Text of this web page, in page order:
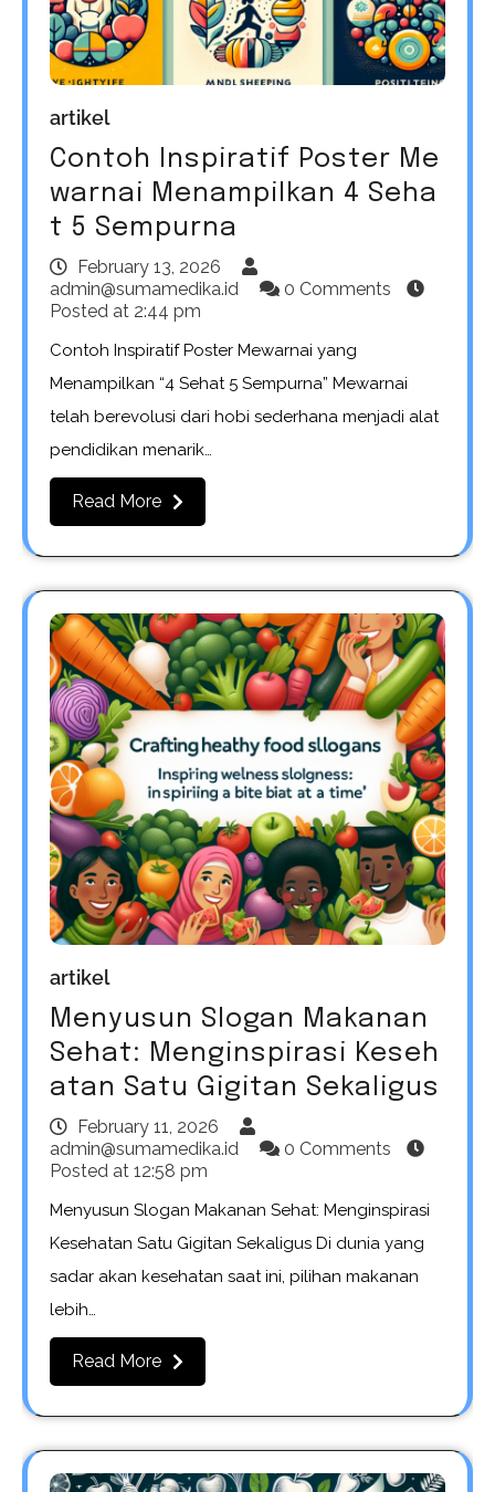
artikel
Contoh Inspiratif Poster Me
warnai Menampilkan 4 Seha
t 5 Sempurna
February 13, 2026
admin@sumamedika.id
0 Comments
Posted at 2:44 pm
Contoh Inspiratif Poster Mewarnai yang
Menampilkan “4 Sehat 5 Sempurna” Mewarnai
telah berevolusi dari hobi sederhana menjadi alat
pendidikan menarik…
Read More
artikel
Menyusun Slogan Makanan
Sehat: Menginspirasi Keseh
atan Satu Gigitan Sekaligus
February 11, 2026
admin@sumamedika.id
0 Comments
Posted at 12:58 pm
Menyusun Slogan Makanan Sehat: Menginspirasi
Kesehatan Satu Gigitan Sekaligus Di dunia yang
sadar akan kesehatan saat ini, pilihan makanan
lebih…
Read More